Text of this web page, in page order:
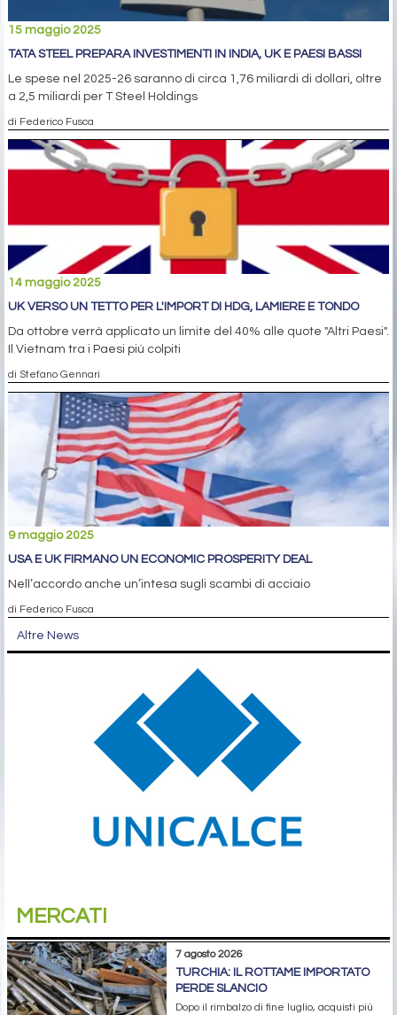
15 maggio 2025
TATA STEEL PREPARA INVESTIMENTI IN INDIA, UK E PAESI BASSI
Le spese nel 2025-26 saranno di circa 1,76 miliardi di dollari, oltre
a 2,5 miliardi per T Steel Holdings
di Federico Fusca
14 maggio 2025
UK VERSO UN TETTO PER L'IMPORT DI HDG, LAMIERE E TONDO
Da ottobre verrà applicato un limite del 40% alle quote "Altri Paesi".
Il Vietnam tra i Paesi più colpiti
di Stefano Gennari
9 maggio 2025
USA E UK FIRMANO UN ECONOMIC PROSPERITY DEAL
Nell’accordo anche un’intesa sugli scambi di acciaio
di Federico Fusca
Altre News
MERCATI
7 agosto 2026
TURCHIA: IL ROTTAME IMPORTATO
PERDE SLANCIO
Dopo il rimbalzo di fine luglio, acquisti più